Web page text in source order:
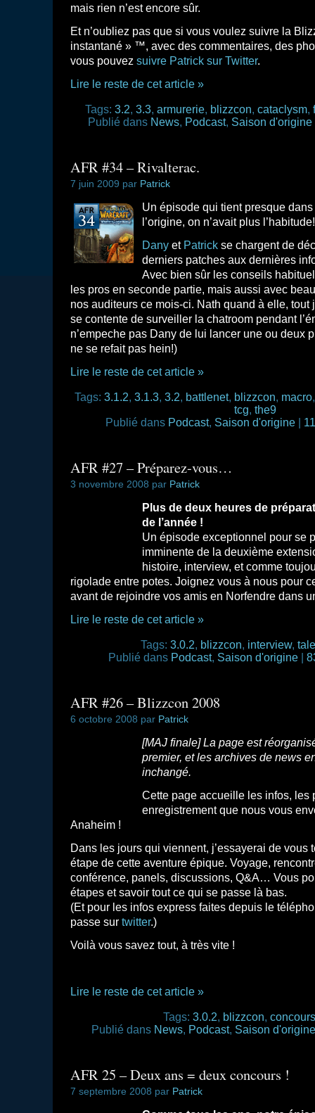
mais rien n’est encore sûr.
Et n’oubliez pas que si vous voulez suivre la
instantané » ™, avec des commentaires, des
vous pouvez suivre Patrick sur Twitter.
Lire le reste de cet article »
Tags: 3.2, 3.3, armurerie, blizzcon, cataclysm,
Publié dans News, Podcast, Saison d'origine
AFR #34 – Rivalterac.
7 juin 2009 par Patrick
Un épisode qui tient presque
l’origine, on n’avait plus l’habitude!
Dany et Patrick se chargent de
derniers patches aux dernières
Avec bien sûr les conseils
les pros en seconde partie, mais aussi avec
nos auditeurs ce mois-ci. Nath quand à elle, tout
se contente de surveiller la chatroom pendant
n’empeche pas Dany de lui lancer une ou deux
ne se refait pas hein!)
Lire le reste de cet article »
Tags: 3.1.2, 3.1.3, 3.2, battlenet, blizzcon, macro
tcg, the9
Publié dans Podcast, Saison d'origine
AFR #27 – Préparez-vous…
3 novembre 2008 par Patrick
Plus de deux heures de
de l’année !
Un épisode exceptionnel pour se
imminente de la deuxième
histoire, interview, et comme
rigolade entre potes. Joignez vous à nous pour
avant de rejoindre vos amis en Norfendre dans
Lire le reste de cet article »
Tags: 3.0.2, blizzcon, interview,
Publié dans Podcast, Saison d'origine
AFR #26 – Blizzcon 2008
6 octobre 2008 par Patrick
[MAJ finale] La page est
premier, et les archives de news
inchangé.
Cette page accueille les infos, les
enregistrement que nous vous
Anaheim !
Dans les jours qui viennent, j’essayerai de vous
étape de cette aventure épique. Voyage,
conférence, panels, discussions, Q&A… Vous
étapes et savoir tout ce qui se passe là bas.
(Et pour les infos express faites depuis le
passe sur twitter.)
Voilà vous savez tout, à très vite !
Lire le reste de cet article »
Tags: 3.0.2, blizzcon, concours
Publié dans News, Podcast, Saison d'origine
AFR 25 – Deux ans = deux concours !
7 septembre 2008 par Patrick